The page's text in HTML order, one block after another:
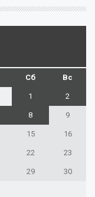
Сб Вс
1 2
8 9
15 16
22 23
29 30